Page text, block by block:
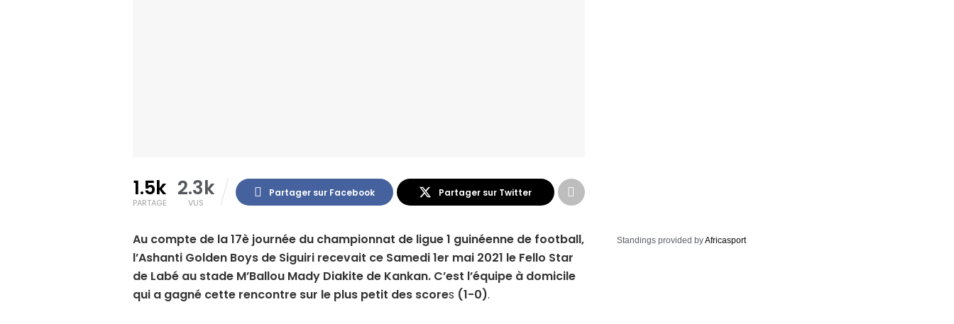
1.5k
PARTAGE
2.3k
VUS
Partager sur Facebook Partager sur Twitter
Au compte de la 17è journée du championnat de ligue 1 guinéenne de football,
l’Ashanti Golden Boys de Siguiri recevait ce Samedi 1er mai 2021 le Fello Star
de Labé au stade M’Ballou Mady Diakite de Kankan. C’est l’équipe à domicile
qui a gagné cette rencontre sur le plus petit des scores (1-0).
Standings provided byAfricasport